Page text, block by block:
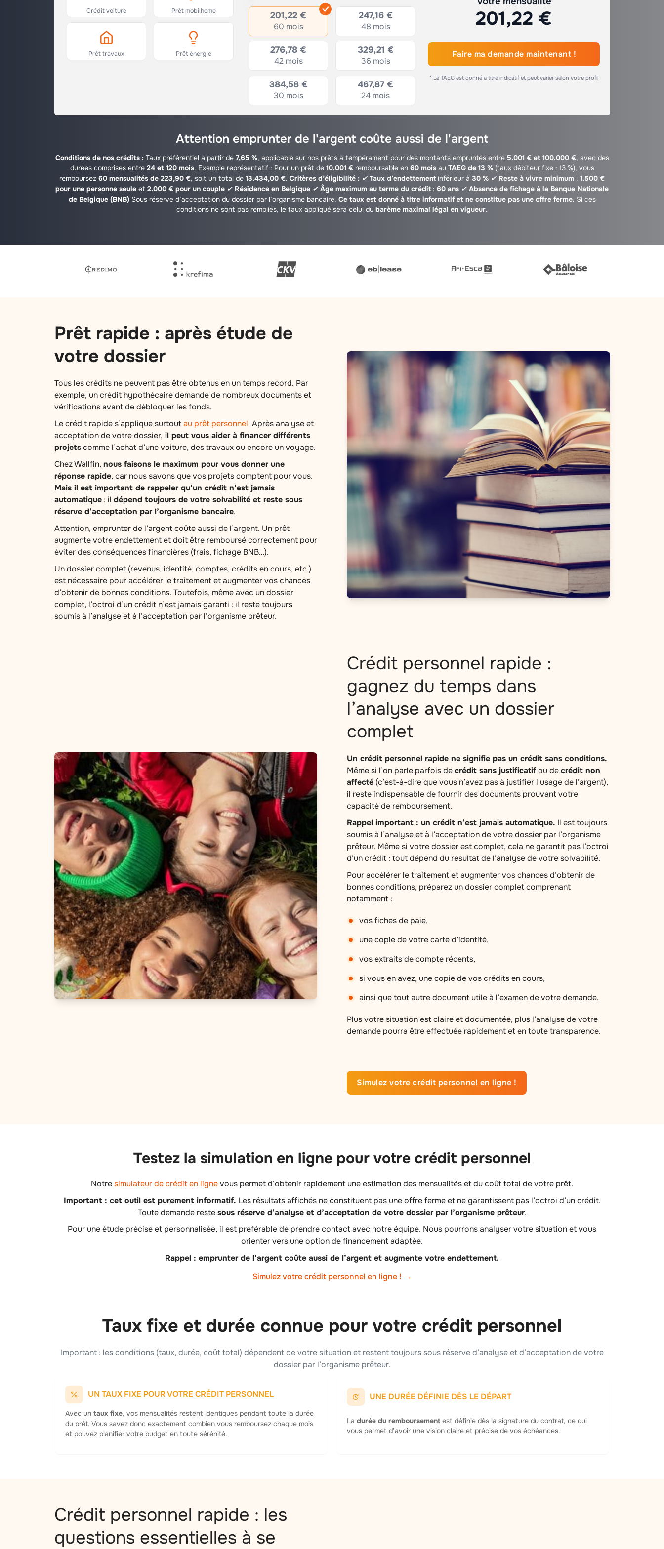
Crédit voiture Prêt mobilhome
Prêt travaux Prêt énergie
201,22 €
60 mois
247,16 €
48 mois
276,78 €
42 mois
329,21 €
36 mois
384,58 €
30 mois
467,87 €
24 mois
201,22 €
Faire ma demande maintenant !
* Le TAEG est donné à titre indicatif et peut varier selon votre profil
Attention emprunter de l'argent coûte aussi de l'argent
Conditions de nos crédits : Taux préférentiel à partir de 7,65 %, applicable sur nos prêts à tempérament pour des montants empruntés entre 5.001 € et 100.000 €, avec des
durées comprises entre 24 et 120 mois. Exemple représentatif : Pour un prêt de 10.001 €remboursable en 60 moisau TAEG de 13 %(taux débiteur fixe : 13 %), vous
remboursez 60 mensualités de 223,90 €, soit un total de 13.434,00 €. Critères d’éligibilité : ✔ Taux d’endettement inférieur à 30 % ✔ Reste à vivre minimum : 1.500 €
pour une personne seule et 2.000 € pour un couple ✔ Résidence en Belgique ✔ Âge maximum au terme du crédit : 60 ans ✔ Absence de fichage à la Banque Nationale
de Belgique (BNB) Sous réserve d’acceptation du dossier par l’organisme bancaire. Ce taux est donné à titre informatif et ne constitue pas une offre ferme. Si ces
conditions ne sont pas remplies, le taux appliqué sera celui du barème maximal légal en vigueur.
Prêt rapide : après étude de
votre dossier
Tous les crédits ne peuvent pas être obtenus en un temps record. Par
exemple, un crédit hypothécaire demande de nombreux documents et
vérifications avant de débloquer les fonds.
Le crédit rapide s’applique surtoutau prêt personnel. Après analyse et
acceptation de votre dossier, il peut vous aider à financer différents
projetscomme l’achat d’une voiture, des travaux ou encore un voyage.
Chez Wallfin, nous faisons le maximum pour vous donner une
réponse rapide, car nous savons que vos projets comptent pour vous.
Mais il est important de rappeler qu’un crédit n’est jamais
automatique: il dépend toujours de votre solvabilité et reste sous
réserve d’acceptation par l’organisme bancaire.
Attention, emprunter de l’argent coûte aussi de l’argent. Un prêt
augmente votre endettement et doit être remboursé correctement pour
éviter des conséquences financières (frais, fichage BNB…).
Un dossier complet (revenus, identité, comptes, crédits en cours, etc.)
est nécessaire pour accélérer le traitement et augmenter vos chances
d’obtenir de bonnes conditions. Toutefois, même avec un dossier
complet, l’octroi d’un crédit n’est jamais garanti : il reste toujours
soumis à l’analyse et à l’acceptation par l’organisme prêteur.
Crédit personnel rapide :
gagnez du temps dans
l’analyse avec un dossier
complet
Un crédit personnel rapide ne signifie pas un crédit sans conditions.
Même si l’on parle parfois decrédit sans justificatifou decrédit non
affecté (c’est-à-dire que vous n’avez pas à justifier l’usage de l’argent),
il reste indispensable de fournir des documents prouvant votre
capacité de remboursement.
Rappel important : un crédit n’est jamais automatique. Il est toujours
soumis à l’analyse et à l’acceptation de votre dossier par l’organisme
prêteur. Même si votre dossier est complet, cela ne garantit pas l’octroi
d’un crédit : tout dépend du résultat de l’analyse de votre solvabilité.
Pour accélérer le traitement et augmenter vos chances d’obtenir de
bonnes conditions, préparez un dossier complet comprenant
notamment :
vos fiches de paie,
une copie de votre carte d’identité,
vos extraits de compte récents,
si vous en avez, une copie de vos crédits en cours,
ainsi que tout autre document utile à l’examen de votre demande.
Plus votre situation est claire et documentée, plus l’analyse de votre
demande pourra être effectuée rapidement et en toute transparence.
Simulez votre crédit personnel en ligne !
Testez la simulation en ligne pour votre crédit personnel
Notresimulateur de crédit en lignevous permet d’obtenir rapidement une estimation des mensualités et du coût total de votre prêt.
Important : cet outil est purement informatif. Les résultats affichés ne constituent pas une offre ferme et ne garantissent pas l’octroi d’un crédit.
Toute demande restesous réserve d’analyse et d’acceptation de votre dossier par l’organisme prêteur.
Pour une étude précise et personnalisée, il est préférable de prendre contact avec notre équipe. Nous pourrons analyser votre situation et vous
orienter vers une option de financement adaptée.
Rappel : emprunter de l’argent coûte aussi de l’argent et augmente votre endettement.
Simulez votre crédit personnel en ligne !
Taux fixe et durée connue pour votre crédit personnel
Important : les conditions (taux, durée, coût total) dépendent de votre situation et restent toujours sous réserve d’analyse et d’acceptation de votre
dossier par l’organisme prêteur.
UN TAUX FIXE POUR VOTRE CRÉDIT PERSONNEL
Avec un taux fixe, vos mensualités restent identiques pendant toute la durée
du prêt. Vous savez donc exactement combien vous remboursez chaque mois
et pouvez planifier votre budget en toute sérénité.
UNE DURÉE DÉFINIE DÈS LE DÉPART
La durée du remboursement est définie dès la signature du contrat, ce qui
vous permet d’avoir une vision claire et précise de vos échéances.
Crédit personnel rapide : les
questions essentielles à se